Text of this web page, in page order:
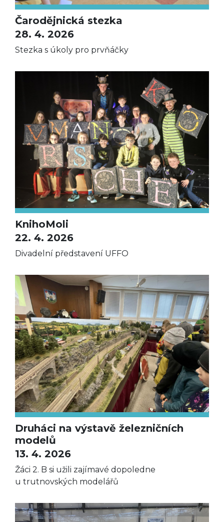
Čarodějnická stezka
28. 4. 2026
Stezka s úkoly pro prvňáčky
KnihoMoli
22. 4. 2026
Divadelní představení UFFO
Druháci na výstavě železničních
modelů
13. 4. 2026
Žáci 2. B si užili zajímavé dopoledne
u trutnovských modelářů